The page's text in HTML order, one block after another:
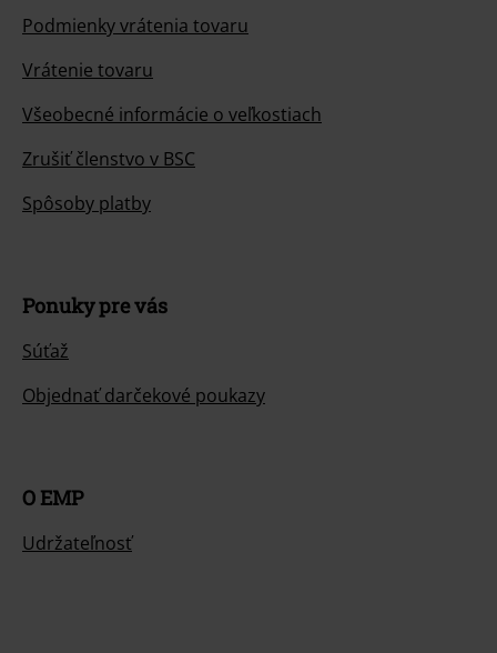
Podmienky vrátenia tovaru
Vrátenie tovaru
Všeobecné informácie o veľkostiach
Zrušiť členstvo v BSC
Spôsoby platby
Ponuky pre vás
Súťaž
Objednať darčekové poukazy
O EMP
Udržateľnosť